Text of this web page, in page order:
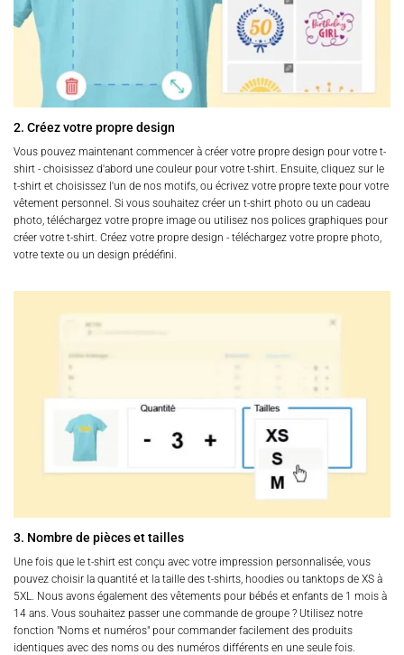
2. Créez votre propre design
Vous pouvez maintenant commencer à créer votre propre design pour votre t-
shirt - choisissez d'abord une couleur pour votre t-shirt. Ensuite, cliquez sur le
t-shirt et choisissez l'un de nos motifs, ou écrivez votre propre texte pour votre
vêtement personnel. Si vous souhaitez créer un t-shirt photo ou un cadeau
photo, téléchargez votre propre image ou utilisez nos polices graphiques pour
créer votre t-shirt. Créez votre propre design - téléchargez votre propre photo,
votre texte ou un design prédéfini.
3. Nombre de pièces et tailles
Une fois que le t-shirt est conçu avec votre impression personnalisée, vous
pouvez choisir la quantité et la taille des t-shirts, hoodies ou tanktops de XS à
5XL. Nous avons également des vêtements pour bébés et enfants de 1 mois à
14 ans. Vous souhaitez passer une commande de groupe ? Utilisez notre
fonction "Noms et numéros" pour commander facilement des produits
identiques avec des noms ou des numéros différents en une seule fois.